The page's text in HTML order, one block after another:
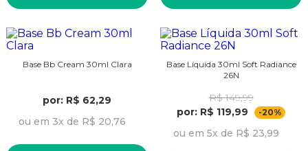
Base Bb Cream 30ml Clara
por: R$ 62,29
ou em 3x de R$ 20,76
Base Líquida 30ml Soft Radiance
26N
R$ 149,99
por: R$ 119,99
-20%
ou em 5x de R$ 23,99